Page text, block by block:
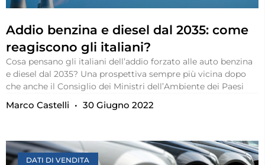
Addio benzina e diesel dal 2035: come
reagiscono gli italiani?
Cosa pensano gli italiani dell’addio forzato alle auto benzina
e diesel dal 2035? Una prospettiva sempre più vicina dopo
che anche il Consiglio dei Ministri dell’Ambiente dei Paesi
Marco Castelli 30 Giugno 2022
DATI DI VENDITA